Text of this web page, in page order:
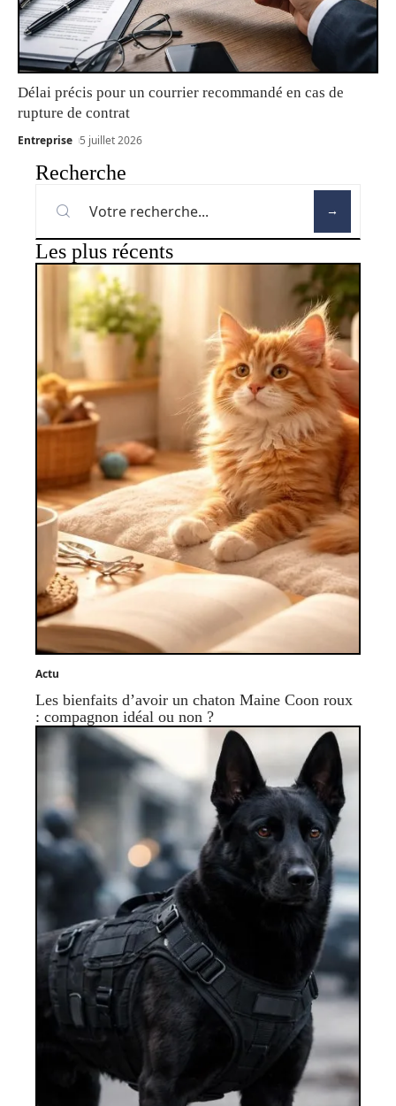
Délai précis pour un courrier recommandé en cas de
rupture de contrat
Entreprise 5 juillet 2026
Recherche
Les plus récents
Actu
Les bienfaits d’avoir un chaton Maine Coon roux
: compagnon idéal ou non ?